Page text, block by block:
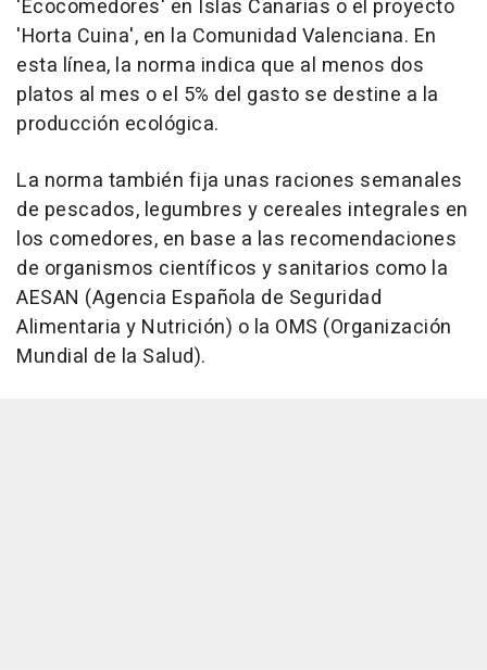
'Ecocomedores' en Islas Canarias o el proyecto
'Horta Cuina', en la Comunidad Valenciana. En
esta línea, la norma indica que al menos dos
platos al mes o el 5% del gasto se destine a la
producción ecológica.
La norma también fija unas raciones semanales
de pescados, legumbres y cereales integrales en
los comedores, en base a las recomendaciones
de organismos científicos y sanitarios como la
AESAN (Agencia Española de Seguridad
Alimentaria y Nutrición) o la OMS (Organización
Mundial de la Salud).